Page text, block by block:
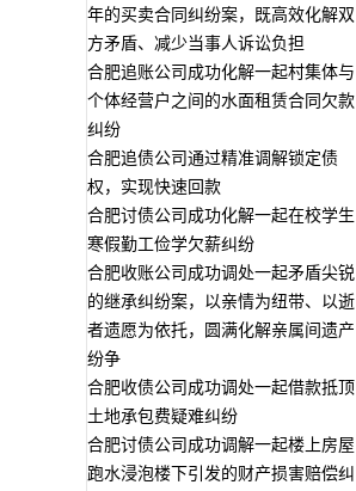
年的买卖合同纠纷案，既高效化解双
方矛盾、减少当事人诉讼负担
合肥追账公司成功化解一起村集体与
个体经营户之间的水面租赁合同欠款
纠纷
合肥追债公司通过精准调解锁定债
权，实现快速回款
合肥讨债公司成功化解一起在校学生
寒假勤工俭学欠薪纠纷
合肥收账公司成功调处一起矛盾尖锐
的继承纠纷案，以亲情为纽带、以逝
者遗愿为依托，圆满化解亲属间遗产
纷争
合肥收债公司成功调处一起借款抵顶
土地承包费疑难纠纷
合肥讨债公司成功调解一起楼上房屋
跑水浸泡楼下引发的财产损害赔偿纠